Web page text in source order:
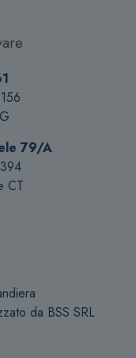
79/A
CT
da BSS SRL